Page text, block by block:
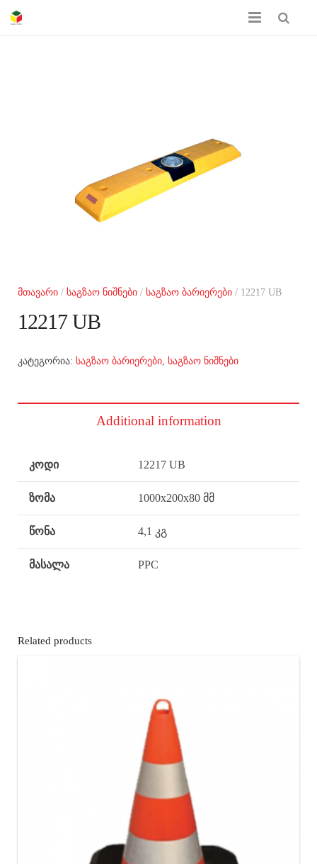
მთავარი / საგზაო ნიშნები / საგზაო ბარიერები / 12217 UB
12217 UB
კატეგორია: საგზაო ბარიერები საგზაო ნიშნები
Additional information
კოდი 12217 UB
ზომა 1000x200x80 მმ
წონა 4,1 კგ
მასალა PPC
Related products